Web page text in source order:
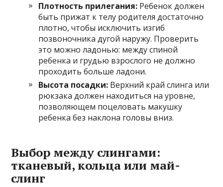
Плотность прилегания: Ребенок должен
быть прижат к телу родителя достаточно
плотно, чтобы исключить изгиб
позвоночника дугой наружу. Проверить
это можно ладонью: между спиной
ребенка и грудью взрослого не должно
проходить больше ладони.
Высота посадки: Верхний край слинга или
рюкзака должен находиться на уровне,
позволяющем поцеловать макушку
ребенка без наклона головы вниз.
Выбор между слингами:
тканевый, кольца или май-
слинг